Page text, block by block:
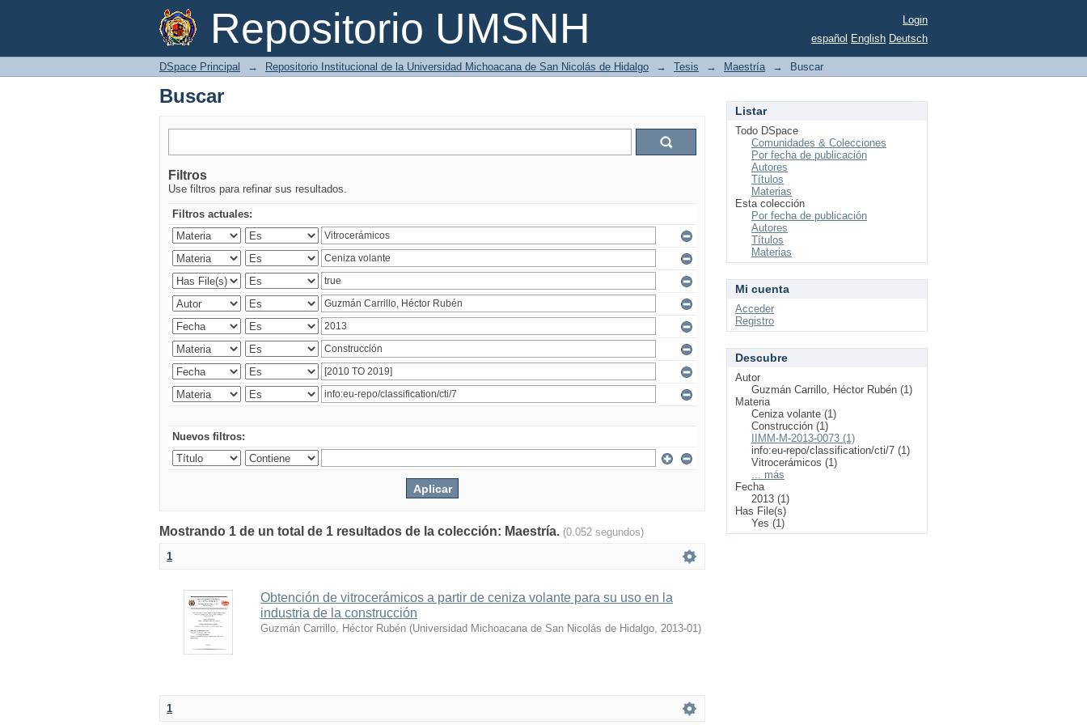
Repositorio UMSNH
Buscar
Login
español English Deutsch
DSpace Principal → Repositorio Institucional de la Universidad Michoacana de San Nicolás de Hidalgo → Tesis → Maestría → Buscar
Buscar
Filtros
Use filtros para refinar sus resultados.
Filtros actuales:
Nuevos filtros:
Mostrando 1 de un total de 1 resultados de la colección: Maestría. (0.052 segundos)
1
Obtención de vitrocerámicos a partir de ceniza volante para su uso en la
industria de la construcción
Guzmán Carrillo, Héctor Rubén (Universidad Michoacana de San Nicolás de Hidalgo, 2013-01)
1
Listar
Todo DSpace
Comunidades & Colecciones
Por fecha de publicación
Autores
Títulos
Materias
Esta colección
Por fecha de publicación
Autores
Títulos
Materias
Mi cuenta
Acceder
Registro
Descubre
Autor
Guzmán Carrillo, Héctor Rubén (1)
Materia
Ceniza volante (1)
Construcción (1)
IIMM-M-2013-0073 (1)
info:eu-repo/classification/cti/7 (1)
Vitrocerámicos (1)
... más
Fecha
2013 (1)
Has File(s)
Yes (1)